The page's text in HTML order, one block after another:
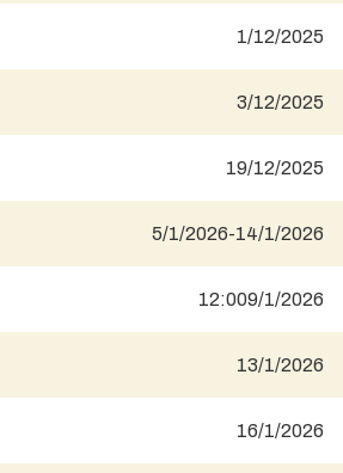
1/12/2025
3/12/2025
19/12/2025
5/1/2026-14/1/2026
12:009/1/2026
13/1/2026
16/1/2026